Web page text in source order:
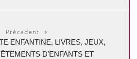
Précedent
ENFANTINE, LIVRES, JEUX,
D’ENFANTS ET